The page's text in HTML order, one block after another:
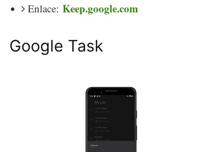
Enlace: Keep.google.com
Google Task